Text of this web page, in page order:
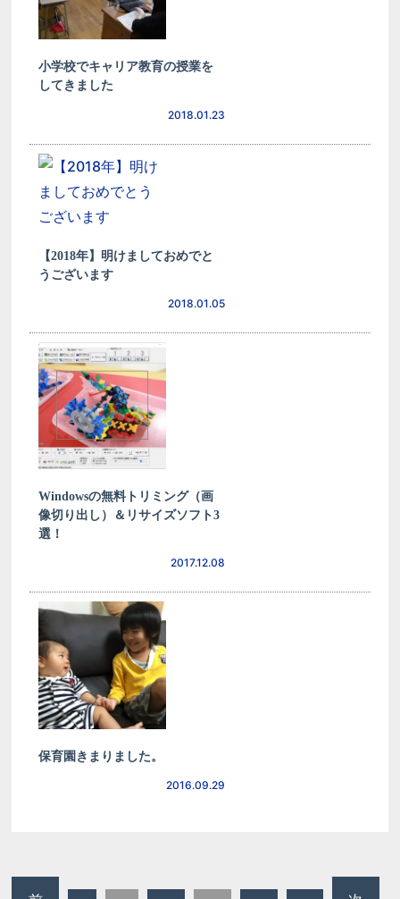
小学校でキャリア教育の授業を
してきました
2018.01.23
【2018年】明けましておめでと
うございます
2018.01.05
Windowsの無料トリミング（画
像切り出し）＆リサイズソフト3
選！
2017.12.08
保育園きまりました。
2016.09.29